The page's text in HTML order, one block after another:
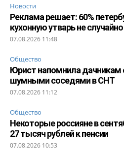
Новости
Реклама решает: 60%
кухонную утварь не случайно
07.08.2026 11:48
Общество
Юрист напомнила дачникам
шумными соседями в СНТ
07.08.2026 11:12
Общество
Некоторые россияне в
27 тысяч рублей к пенсии
07.08.2026 10:53